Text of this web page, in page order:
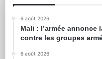
6 août 2026
Mali : l’armée
contre les groupes
6 août 2026